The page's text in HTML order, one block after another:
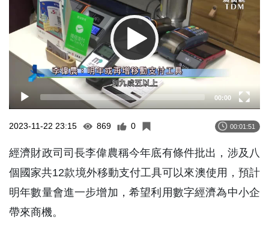
00:00
2023-11-22 23:15 869 0 00:01:51
經濟財政司司長李偉農稱今年底有條件批出，涉及八
個國家共12款境外移動支付工具可以來澳使用，預計
明年數量會進一步增加，希望利用數字經濟為中小企
帶來商機。